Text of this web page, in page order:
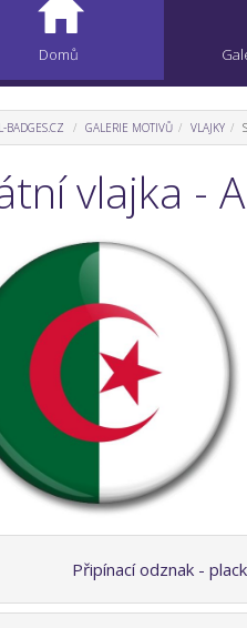
Domů
BADGES.CZ GALERIE MOTIVŮ VLAJKY
vlajka -
Připínací odznak -